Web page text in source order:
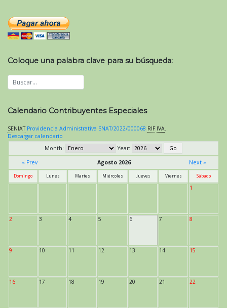
Coloque una palabra clave para su búsqueda:
Calendario Contribuyentes Especiales
SENIAT Providencia Administrativa SNAT/2022/000068 RIF IVA.
Descargar calendario
Month:
Year:
« Prev
Agosto 2026 Next »
Domingo Lunes Martes Miércoles Jueves Viernes Sábado
1
2 3 4 5 6 7 8
9 10 11 12 13 14 15
16 17 18 19 20 21 22